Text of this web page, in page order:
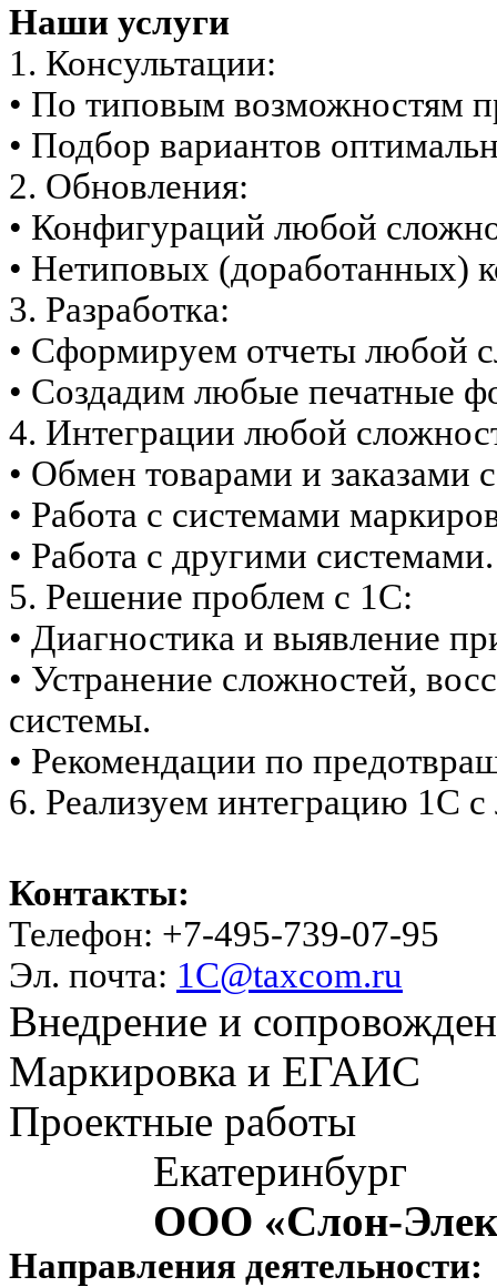
Наши услуги
1. Консультации:
• По типовым возможностям
• Подбор вариантов
2. Обновления:
• Конфигураций любой
• Нетиповых (доработанных)
3. Разработка:
• Сформируем отчеты любой
• Создадим любые печатные
4. Интеграции любой
• Обмен товарами и заказами
• Работа с системами
• Работа с другими системами.
5. Решение проблем с 1С:
• Диагностика и выявление
• Устранение сложностей,
системы.
• Рекомендации по
6. Реализуем интеграцию 1С
Контакты:
Телефон: +7-495-739-07-95
Эл. почта: 1C@taxcom.ru
Внедрение и
Маркировка и ЕГАИС
Проектные работы
Екатеринбург
ООО «Слон-
Направления деятельности: